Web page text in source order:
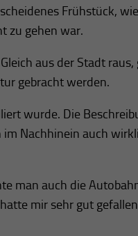
Frühstück,
zu gehen war.
aus der Stadt raus,
gebracht werden.
wurde. Die
im Nachhinein auch
man auch die
mir sehr gut